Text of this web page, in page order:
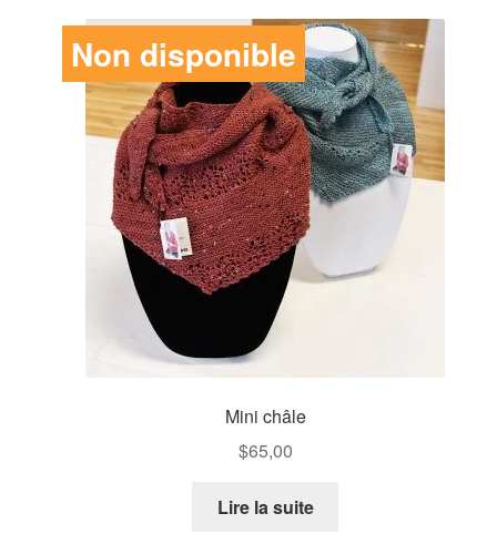
Non disponible
Mini châle
$65,00
Lire la suite